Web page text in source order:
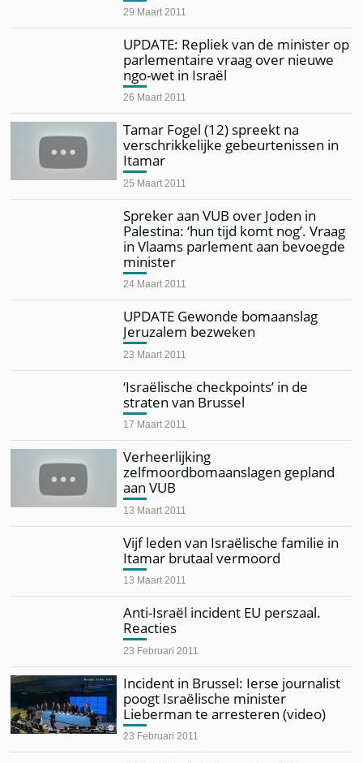
29 Maart 2011
UPDATE: Repliek van de minister op
parlementaire vraag over nieuwe
ngo-wet in Israël
26 Maart 2011
Tamar Fogel (12) spreekt na
verschrikkelijke gebeurtenissen in
Itamar
25 Maart 2011
Spreker aan VUB over Joden in
Palestina: ‘hun tijd komt nog’. Vraag
in Vlaams parlement aan bevoegde
minister
24 Maart 2011
UPDATE Gewonde bomaanslag
Jeruzalem bezweken
23 Maart 2011
‘Israëlische checkpoints’ in de
straten van Brussel
17 Maart 2011
Verheerlijking
zelfmoordbomaanslagen gepland
aan VUB
13 Maart 2011
Vijf leden van Israëlische familie in
Itamar brutaal vermoord
13 Maart 2011
Anti-Israël incident EU perszaal.
Reacties
23 Februari 2011
Incident in Brussel: Ierse journalist
poogt Israëlische minister
Lieberman te arresteren (video)
23 Februari 2011